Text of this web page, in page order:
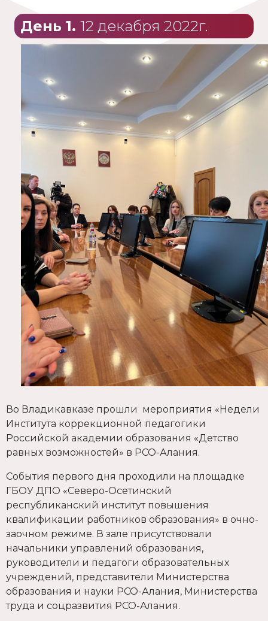
День 1. 12 декабря 2022г.
Во Владикавказе прошли мероприятия «Недели
Института коррекционной педагогики
Российской академии образования «Детство
равных возможностей» в РСО-Алания.
События первого дня проходили на площадке
ГБОУ ДПО «Северо-Осетинский
республиканский институт повышения
квалификации работников образования» в очно-
заочном режиме. В зале присутствовали
начальники управлений образования,
руководители и педагоги образовательных
учреждений, представители Министерства
образования и науки РСО-Алания, Министерства
труда и соцразвития РСО-Алания.